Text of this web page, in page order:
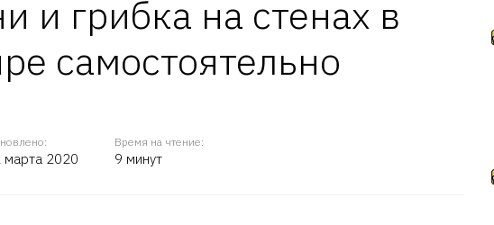
и грибка на стенах в
самостоятельно
марта 2020
Время на чтение:
9 минут